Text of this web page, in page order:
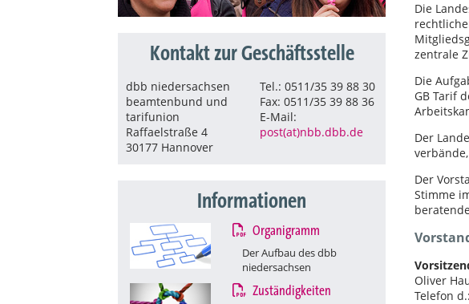
Kontakt zur Geschäftsstelle
dbb niedersachsen
beamtenbund und
tarifunion
Raffaelstraße 4
30177 Hannover
Tel.: 0511/35 39 88 30
Fax: 0511/35 39 88 36
E-Mail:
post(at)nbb.dbb.de
Informationen
Organigramm
Der Aufbau des dbb
niedersachsen
Zuständigkeiten
Die
zentrale
Die
GB Tarif
Der
Der
Stimme
Oliver
Telefon